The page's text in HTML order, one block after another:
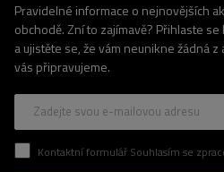
Pravidelné informace o nejnovějších
obchodě. Zní to zajímavě? Přihlaste
a ujistěte se, že vám neunikne žádná
vás připravujeme.
Zadejte svou e-mailovou adresu
Kontaktní formulář Souhlasím se zpracováním svých osobních údajů obsažených v